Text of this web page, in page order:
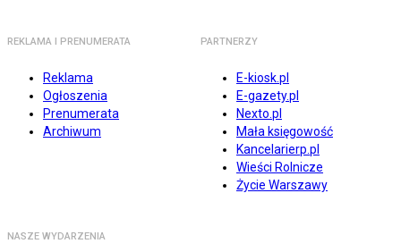
REKLAMA I PRENUMERATA
Reklama
Ogłoszenia
Prenumerata
Archiwum
PARTNERZY
E-kiosk.pl
E-gazety.pl
Nexto.pl
Mała księgowość
Kancelarierp.pl
Wieści Rolnicze
Życie Warszawy
NASZE WYDARZENIA